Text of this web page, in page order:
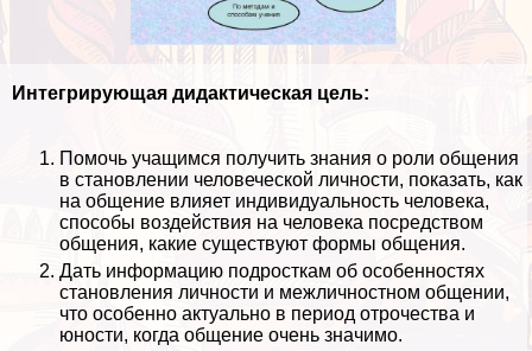
Интегрирующая дидактическая цель:
Помочь учащимся получить знания о роли общения
в становлении человеческой личности, показать, как
на общение влияет индивидуальность человека,
способы воздействия на человека посредством
общения, какие существуют формы общения.
Дать информацию подросткам об особенностях
становления личности и межличностном общении,
что особенно актуально в период отрочества и
юности, когда общение очень значимо.